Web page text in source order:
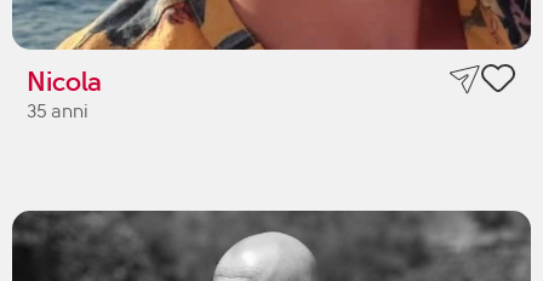
Nicola
35 anni